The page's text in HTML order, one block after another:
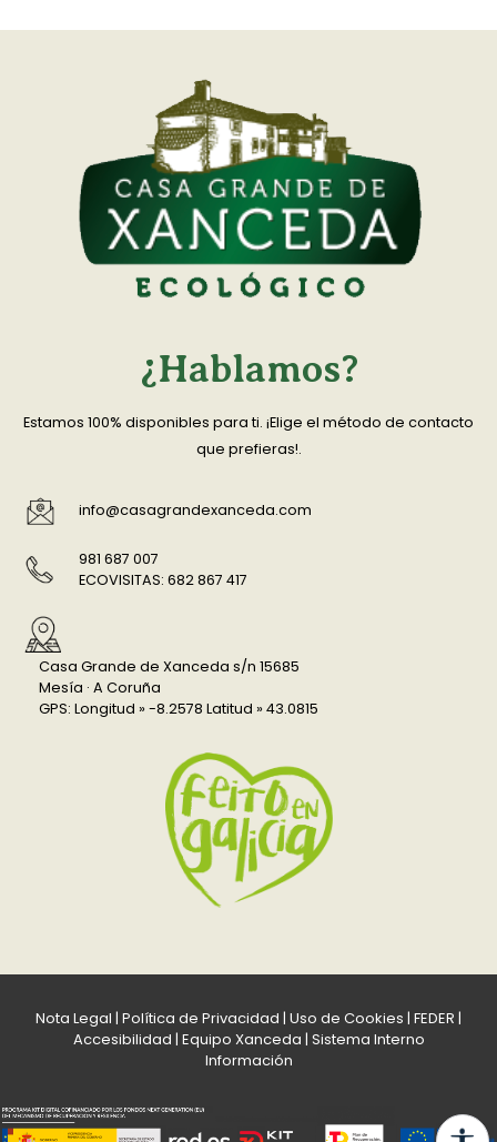
¿Hablamos?
Estamos 100% disponibles para ti. ¡Elige el método de contacto
que prefieras!.
info@casagrandexanceda.com
981 687 007
ECOVISITAS: 682 867 417
Casa Grande de Xanceda s/n 15685
Mesía · A Coruña
GPS: Longitud » -8.2578 Latitud » 43.0815
Nota Legal | Política de Privacidad | Uso de Cookies | FEDER |
Accesibilidad | Equipo Xanceda | Sistema Interno
Información